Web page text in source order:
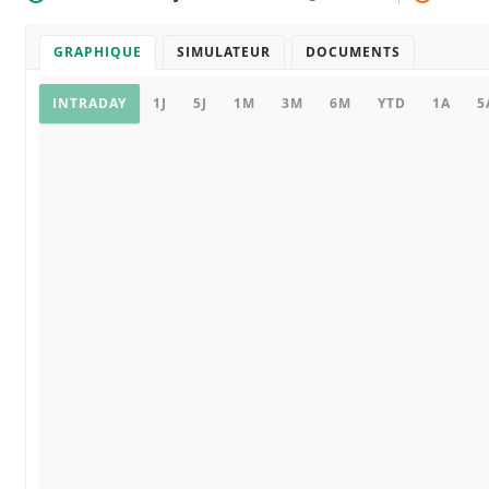
GRAPHIQUE SIMULATEUR DOCUMENTS
Graphique
INTRADAY 1J 5J 1M 3M 6M YTD 1A